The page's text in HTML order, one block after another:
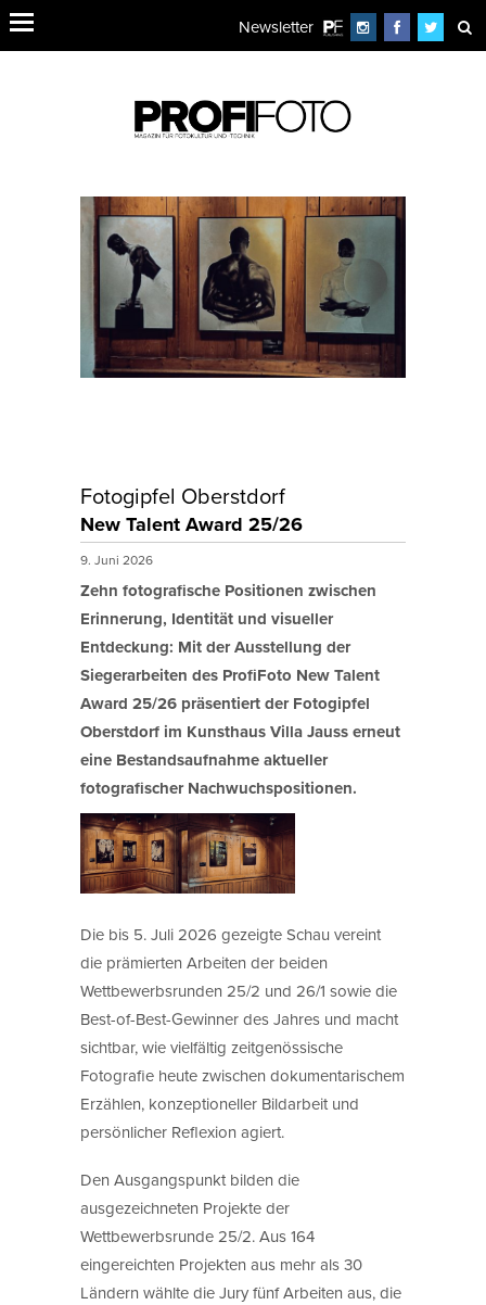
Newsletter
Fotogipfel Oberstdorf
New Talent Award 25/26
9. Juni 2026
Zehn fotografische Positionen zwischen
Erinnerung, Identität und visueller
Entdeckung: Mit der Ausstellung der
Siegerarbeiten des ProfiFoto New Talent
Award 25/26 präsentiert der Fotogipfel
Oberstdorf im Kunsthaus Villa Jauss erneut
eine Bestandsaufnahme aktueller
fotografischer Nachwuchspositionen.
Die bis 5. Juli 2026 gezeigte Schau vereint
die prämierten Arbeiten der beiden
Wettbewerbsrunden 25/2 und 26/1 sowie die
Best-of-Best-Gewinner des Jahres und macht
sichtbar, wie vielfältig zeitgenössische
Fotografie heute zwischen dokumentarischem
Erzählen, konzeptioneller Bildarbeit und
persönlicher Reflexion agiert.
Den Ausgangspunkt bilden die
ausgezeichneten Projekte der
Wettbewerbsrunde 25/2. Aus 164
eingereichten Projekten aus mehr als 30
Ländern wählte die Jury fünf Arbeiten aus, die